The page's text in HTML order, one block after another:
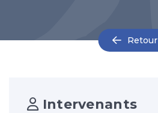
Retour
Intervenants